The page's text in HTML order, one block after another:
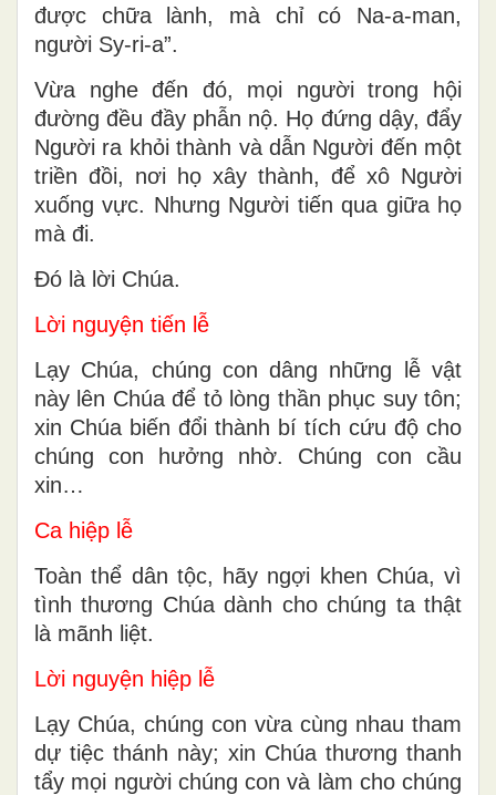
được chữa lành, mà chỉ có Na-a-man,
người Sy-ri-a”.
Vừa nghe đến đó, mọi người trong hội
đường đều đầy phẫn nộ. Họ đứng dậy, đẩy
Người ra khỏi thành và dẫn Người đến một
triền đồi, nơi họ xây thành, để xô Người
xuống vực. Nhưng Người tiến qua giữa họ
mà đi.
Ðó là lời Chúa.
Lời nguyện tiến lễ
Lạy Chúa, chúng con dâng những lễ vật
này lên Chúa để tỏ lòng thần phục suy tôn;
xin Chúa biến đổi thành bí tích cứu độ cho
chúng con hưởng nhờ. Chúng con cầu
xin…
Ca hiệp lễ
Toàn thể dân tộc, hãy ngợi khen Chúa, vì
tình thương Chúa dành cho chúng ta thật
là mãnh liệt.
Lời nguyện hiệp lễ
Lạy Chúa, chúng con vừa cùng nhau tham
dự tiệc thánh này; xin Chúa thương thanh
tẩy mọi người chúng con và làm cho chúng